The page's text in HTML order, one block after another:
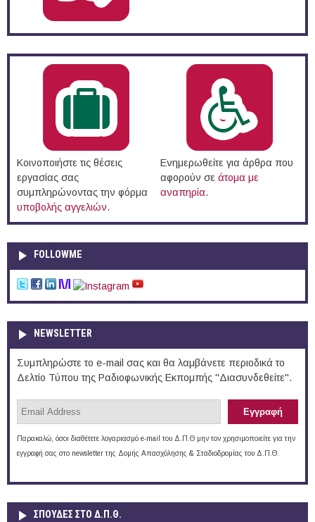
Κοινοποιήστε τις θέσεις
εργασίας σας
συμπληρώνοντας την φόρμα
υποβολής αγγελιών.
Ενημερωθείτε για άρθρα που
αφορούν σε άτομα με
αναπηρία.
FOLLOWME
NEWSLETTER
Συμπληρώστε το e-mail σας και θα λαμβάνετε περιοδικά το
Δελτίο Τύπου της Ραδιοφωνικής Εκπομπής "Διασυνδεθείτε".
Παρακαλώ, όσοι διαθέτετε λογαριασμό e-mail του Δ.Π.Θ μην τον χρησιμοποιείτε για την
εγγραφή σας στο newsletter της Δομής Απασχόλησης & Σταδιοδρομίας του Δ.Π.Θ.
ΣΠΟΥΔΈΣ ΣΤΟ Δ.Π.Θ.